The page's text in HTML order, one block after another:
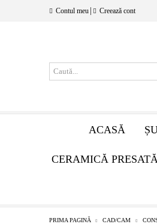
Contul meu Creează cont
ACASĂ
CERAMICĂ
PRIMA PAGINĂ CAD/CAM